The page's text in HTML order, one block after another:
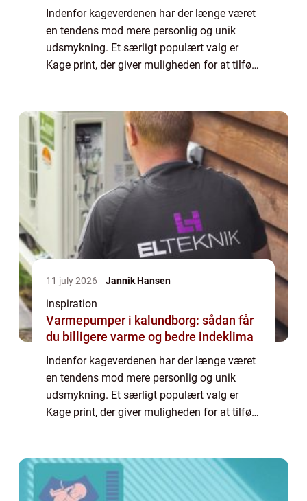
Indenfor kageverdenen har der længe været
en tendens mod mere personlig og unik
udsmykning. Et særligt populært valg er
Kage print, der giver muligheden for at tilføje
11 july 2026 Jannik Hansen
inspiration
Varmepumper i kalundborg: sådan får
du billigere varme og bedre indeklima
Indenfor kageverdenen har der længe været
en tendens mod mere personlig og unik
udsmykning. Et særligt populært valg er
Kage print, der giver muligheden for at tilføje